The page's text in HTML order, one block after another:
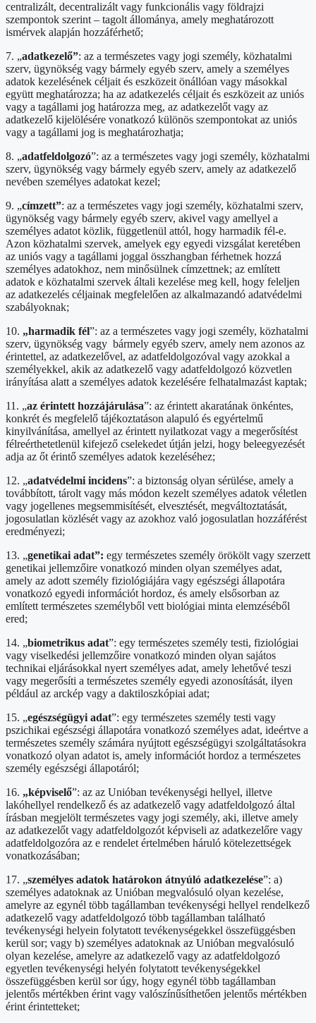
centralizált, decentralizált vagy funkcionális vagy földrajzi
szempontok szerint – tagolt állománya, amely meghatározott
ismérvek alapján hozzáférhető;
7. „adatkezelő”: az a természetes vagy jogi személy, közhatalmi
szerv, ügynökség vagy bármely egyéb szerv, amely a személyes
adatok kezelésének céljait és eszközeit önállóan vagy másokkal
együtt meghatározza; ha az adatkezelés céljait és eszközeit az uniós
vagy a tagállami jog határozza meg, az adatkezelőt vagy az
adatkezelő kijelölésére vonatkozó különös szempontokat az uniós
vagy a tagállami jog is meghatározhatja;
8. „adatfeldolgozó”: az a természetes vagy jogi személy, közhatalmi
szerv, ügynökség vagy bármely egyéb szerv, amely az adatkezelő
nevében személyes adatokat kezel;
9. „címzett”: az a természetes vagy jogi személy, közhatalmi szerv,
ügynökség vagy bármely egyéb szerv, akivel vagy amellyel a
személyes adatot közlik, függetlenül attól, hogy harmadik fél-e.
Azon közhatalmi szervek, amelyek egy egyedi vizsgálat keretében
az uniós vagy a tagállami joggal összhangban férhetnek hozzá
személyes adatokhoz, nem minősülnek címzettnek; az említett
adatok e közhatalmi szervek általi kezelése meg kell, hogy feleljen
az adatkezelés céljainak megfelelően az alkalmazandó adatvédelmi
szabályoknak;
10. „harmadik fél”: az a természetes vagy jogi személy, közhatalmi
szerv, ügynökség vagy bármely egyéb szerv, amely nem azonos az
érintettel, az adatkezelővel, az adatfeldolgozóval vagy azokkal a
személyekkel, akik az adatkezelő vagy adatfeldolgozó közvetlen
irányítása alatt a személyes adatok kezelésére felhatalmazást kaptak;
11. „az érintett hozzájárulása”: az érintett akaratának önkéntes,
konkrét és megfelelő tájékoztatáson alapuló és egyértelmű
kinyilvánítása, amellyel az érintett nyilatkozat vagy a megerősítést
félreérthetetlenül kifejező cselekedet útján jelzi, hogy beleegyezését
adja az őt érintő személyes adatok kezeléséhez;
12. „adatvédelmi incidens”: a biztonság olyan sérülése, amely a
továbbított, tárolt vagy más módon kezelt személyes adatok véletlen
vagy jogellenes megsemmisítését, elvesztését, megváltoztatását,
jogosulatlan közlését vagy az azokhoz való jogosulatlan hozzáférést
eredményezi;
13. „genetikai adat”: egy természetes személy örökölt vagy szerzett
genetikai jellemzőire vonatkozó minden olyan személyes adat,
amely az adott személy fiziológiájára vagy egészségi állapotára
vonatkozó egyedi információt hordoz, és amely elsősorban az
említett természetes személyből vett biológiai minta elemzéséből
ered;
14. „biometrikus adat”: egy természetes személy testi, fiziológiai
vagy viselkedési jellemzőire vonatkozó minden olyan sajátos
technikai eljárásokkal nyert személyes adat, amely lehetővé teszi
vagy megerősíti a természetes személy egyedi azonosítását, ilyen
például az arckép vagy a daktiloszkópiai adat;
15. „egészségügyi adat”: egy természetes személy testi vagy
pszichikai egészségi állapotára vonatkozó személyes adat, ideértve a
természetes személy számára nyújtott egészségügyi szolgáltatásokra
vonatkozó olyan adatot is, amely információt hordoz a természetes
személy egészségi állapotáról;
16. „képviselő”: az az Unióban tevékenységi hellyel, illetve
lakóhellyel rendelkező és az adatkezelő vagy adatfeldolgozó által
írásban megjelölt természetes vagy jogi személy, aki, illetve amely
az adatkezelőt vagy adatfeldolgozót képviseli az adatkezelőre vagy
adatfeldolgozóra az e rendelet értelmében háruló kötelezettségek
vonatkozásában;
17. „személyes adatok határokon átnyúló adatkezelése”: a)
személyes adatoknak az Unióban megvalósuló olyan kezelése,
amelyre az egynél több tagállamban tevékenységi hellyel rendelkező
adatkezelő vagy adatfeldolgozó több tagállamban található
tevékenységi helyein folytatott tevékenységekkel összefüggésben
kerül sor; vagy b) személyes adatoknak az Unióban megvalósuló
olyan kezelése, amelyre az adatkezelő vagy az adatfeldolgozó
egyetlen tevékenységi helyén folytatott tevékenységekkel
összefüggésben kerül sor úgy, hogy egynél több tagállamban
jelentős mértékben érint vagy valószínűsíthetően jelentős mértékben
érint érintetteket;